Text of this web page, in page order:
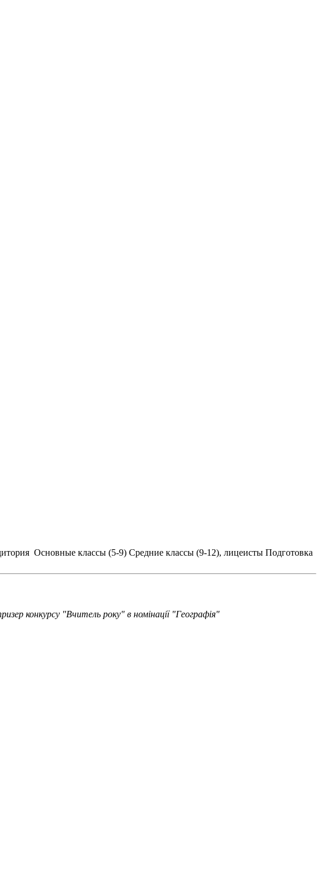
Основные классы (5-9) Средние классы (9-12), лицеисты Подготовка
конкурсу "Вчитель року" в номінації "Географія"